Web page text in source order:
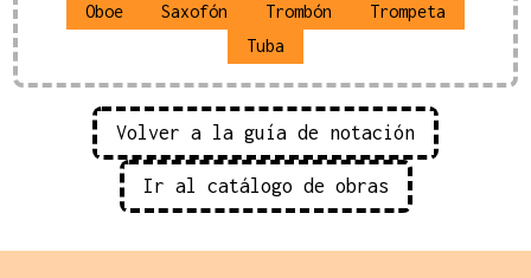
Oboe
Saxofón Trombón
Trompeta
Tuba
Volver a la guía de notación
Ir al catálogo de obras